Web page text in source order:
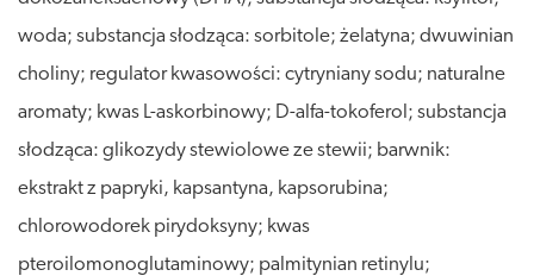
woda; substancja słodząca: sorbitole; żelatyna; dwuwinian
choliny; regulator kwasowości: cytryniany sodu; naturalne
aromaty; kwas L-askorbinowy; D-alfa-tokoferol; substancja
słodząca: glikozydy stewiolowe ze stewii; barwnik:
ekstrakt z papryki, kapsantyna, kapsorubina;
chlorowodorek pirydoksyny; kwas
pteroilomonoglutaminowy; palmitynian retinylu;